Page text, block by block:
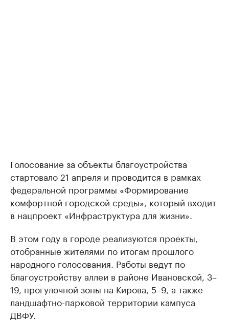
Голосование за объекты благоустройства
стартовало 21 апреля и проводится в рамках
федеральной программы «Формирование
комфортной городской среды», который входит
в нацпроект «Инфраструктура для жизни».
В этом году в городе реализуются проекты,
отобранные жителями по итогам прошлого
народного голосования. Работы ведут по
благоустройству аллеи в районе Ивановской, 3–
19, прогулочной зоны на Кирова, 5–9, а также
ландшафтно-парковой территории кампуса
ДВФУ.